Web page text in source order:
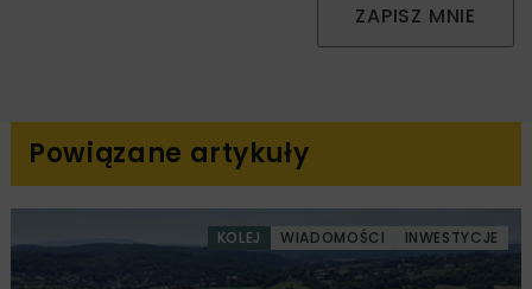
ZAPISZ MNIE
Powiązane artykuły
KOLEJ WIADOMOŚCI INWESTYCJE